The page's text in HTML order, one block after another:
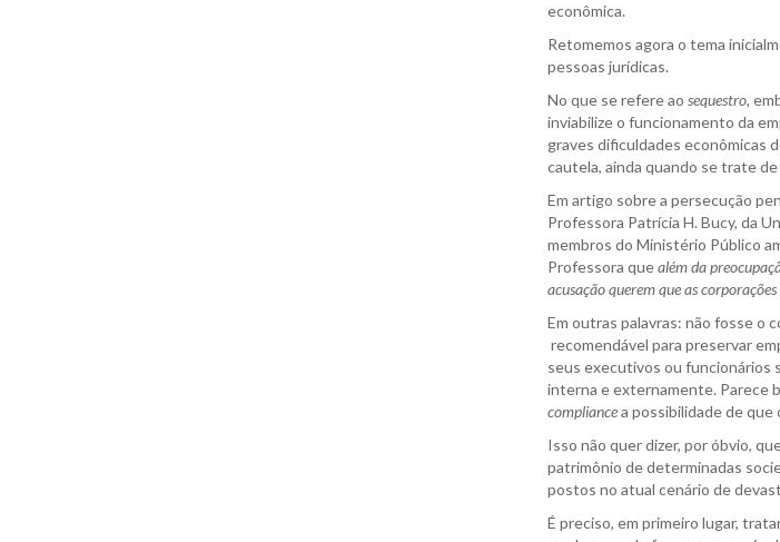
econômica.
Retomemos agora o tema
pessoas jurídicas.
No que se refere ao sequestro,
inviabilize o funcionamento da
graves dificuldades econômicas
cautela, ainda quando se trate
Em artigo sobre a persecução
Professora Patrícia H. Bucy, da
membros do Ministério Público
Professora quealém da
acusação querem que as
Em outras palavras: não fosse o
recomendável para preservar
seus executivos ou funcionários
interna e externamente. Parece
compliancea possibilidade de que
Isso não quer dizer, por óbvio,
patrimônio de determinadas
postos no atual cenário de
É preciso, em primeiro lugar,